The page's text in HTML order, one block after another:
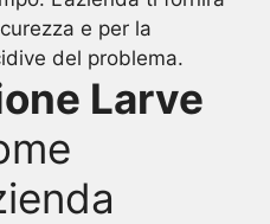
e per la
del problema.
Larve